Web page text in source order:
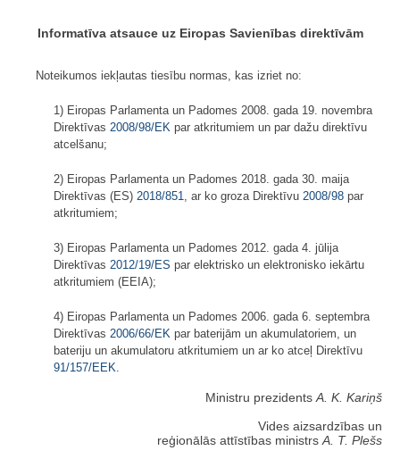
Informatīva atsauce uz Eiropas Savienības direktīvām
Noteikumos iekļautas tiesību normas, kas izriet no:
1) Eiropas Parlamenta un Padomes 2008. gada 19. novembra
Direktīvas 2008/98/EK par atkritumiem un par dažu direktīvu
atcelšanu;
2) Eiropas Parlamenta un Padomes 2018. gada 30. maija
Direktīvas (ES) 2018/851, ar ko groza Direktīvu 2008/98 par
atkritumiem;
3) Eiropas Parlamenta un Padomes 2012. gada 4. jūlija
Direktīvas 2012/19/ES par elektrisko un elektronisko iekārtu
atkritumiem (EEIA);
4) Eiropas Parlamenta un Padomes 2006. gada 6. septembra
Direktīvas 2006/66/EK par baterijām un akumulatoriem, un
bateriju un akumulatoru atkritumiem un ar ko atceļ Direktīvu
91/157/EEK.
Ministru prezidentsA. K. Kariņš
Vides aizsardzības un
reģionālās attīstības ministrsA. T. Plešs